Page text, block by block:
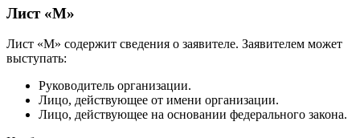
Лист «М»
Лист «М» содержит сведения о заявителе. Заявителем может
выступать:
Руководитель организации.
Лицо, действующее от имени организации.
Лицо, действующее на основании федерального закона.